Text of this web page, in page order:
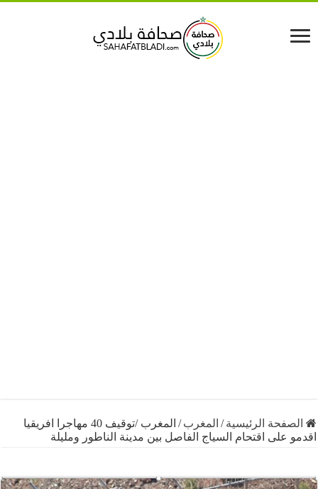
الرئيسية /المغرب/
المغرب /توقيف 40 مهاجرا افريقيا
على اقتحام السياج الفاصل بين مدينة الناطور ومليلة